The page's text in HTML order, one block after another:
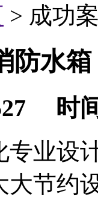
> 成功
防水箱
时
业设
大节约